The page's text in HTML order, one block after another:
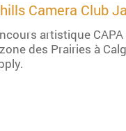
Camera Club
artistique
des Prairies à